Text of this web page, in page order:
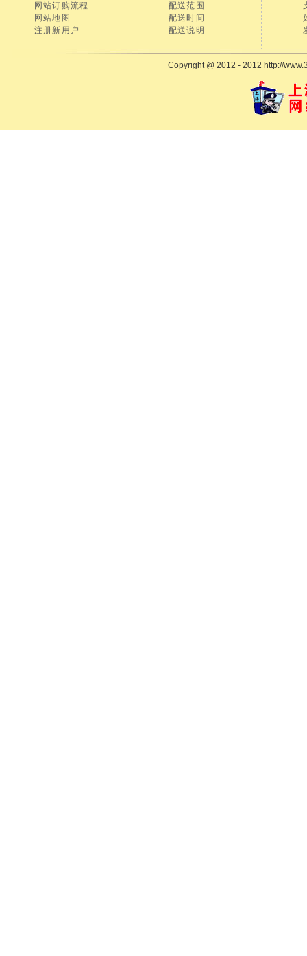
网站订购流程
网站地图
注册新用户
配送范围
配送时间
配送说明
Copyright @ 2012 - 2012 http://